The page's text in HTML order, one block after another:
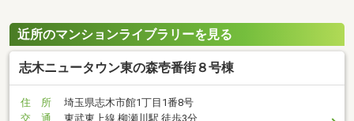
近所のマンションライブラリーを見る
志木ニュータウン東の森壱番街８号棟
住 所
埼玉県志木市館1丁目1番8号
交 通
東武東上線 柳瀬川駅 徒歩3分